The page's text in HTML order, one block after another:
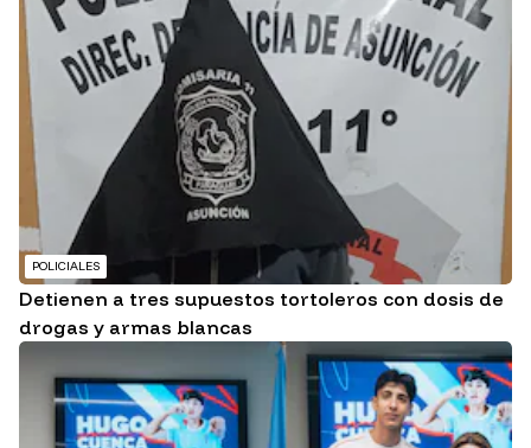
POLICIALES
Detienen a tres supuestos tortoleros con dosis de
drogas y armas blancas